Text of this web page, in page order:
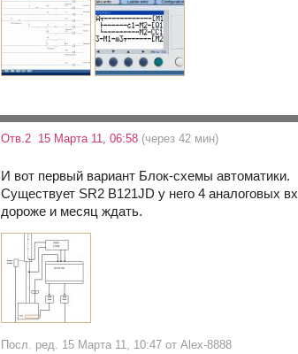
Отв.2 15 Марта 11, 06:58 (через 42 мин)
И вот первый вариант Блок-схемы автоматики.
Существует SR2 B121JD у него 4 аналоговых
дороже и месяц ждать.
Посл. ред. 15 Марта 11, 10:47 от Alex-8888